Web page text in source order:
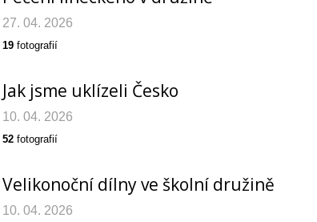
27. 04. 2026
19 fotografií
Jak jsme uklízeli Česko
10. 04. 2026
52 fotografií
Velikonoční dílny ve školní družině
10. 04. 2026